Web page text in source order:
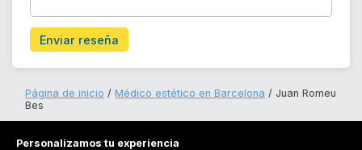
Enviar reseña
Página de inicio Médico estético en Barcelona
Juan Romeu
Bes
Personalizamos tu experiencia